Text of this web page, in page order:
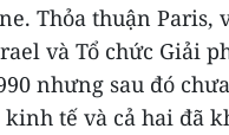
Thỏa thuận Paris,
và Tổ chức Giải
nhưng sau đó
kinh tế và cả hai đã